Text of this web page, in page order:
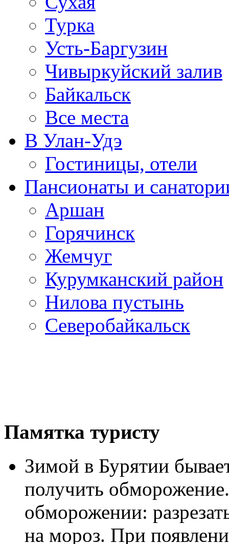
Турка
Усть-Баргузин
Чивыркуйский залив
Байкальск
Все места
В Улан-Удэ
Гостиницы, отели
Пансионаты и
Аршан
Горячинск
Жемчуг
Курумканский район
Нилова пустынь
Северобайкальск
Памятка туристу
Зимой в Бурятии
получить
обморожении:
на мороз. При